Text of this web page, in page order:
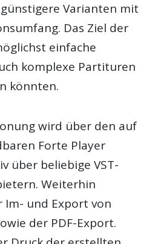
Varianten mit
Das Ziel der
einfache
komplexe Partituren
könnten.
wird über den auf
Forte Player
über beliebige VST-
Weiterhin
und Export von
der PDF-Export.